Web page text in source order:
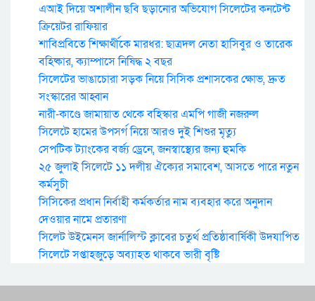
এআই দিয়ে অশালীন ছবি ছড়ানোর অভিযোগ সিলেটের কনটেন্ট
ক্রিয়েটর রাফিয়ার
শাবিপ্রবিতে শিক্ষার্থীকে মারধর: ছাত্রদল নেতা হাসিবুর ও তারেক
বহিষ্কার, ক্যাম্পাসে নিষিদ্ধ ২ বছর
সিলেটের ভাঙাচোরা সড়ক নিয়ে সিসিক প্রশাসকের ক্ষোভ, দ্রুত
সংস্কারের আহ্বান
নারী-কাণ্ডে জামায়াত থেকে বহিস্কার এমপি গাজী নজরুল
সিলেটে হামের উপসর্গ নিয়ে আরও দুই শিশুর মৃত্যু
সেপটিক ট্যাংকের বর্জ্য ড্রেনে, জনস্বাস্থ্যের জন্য হুমকি
২৫ জুলাই সিলেটে ১১ দলীয় ঐক্যের সমাবেশ, আসতে পারে নতুন
কর্মসুচী
সিসিকের প্রধান নির্বাহী কর্মকর্তার নাম ব্যবহার করে অনুদান
দেওয়ার নামে প্রতারণা
সিলেট উইমেনস জার্নালিস্ট ক্লাবের চতুর্থ প্রতিষ্ঠাবার্ষিকী উদযাপিত
সিলেটে সপ্তাহজুড়ে অব্যাহত থাকবে ভারী বৃষ্টি